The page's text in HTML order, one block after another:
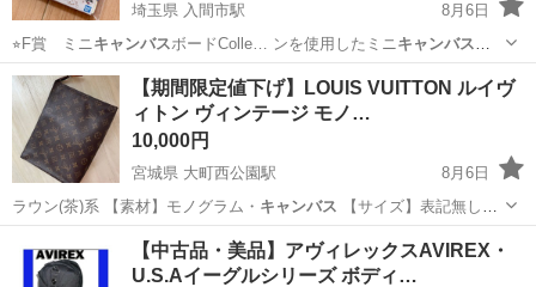
埼玉県 入間市駅
8月6日
⭐︎F賞 ミニ キャンバスボードColle… ンを使用したミニ キャンバス
ードです。お部…
埼玉 入間市 入間市駅 その他
【期間限定値下げ】LOUIS VUITTON ルイヴ
ィトン ヴィンテージ モノ…
10,000円
宮城県 大町西公園駅
8月6日
ラウン(茶)系 【素材】モノグラム・ キャンバス 【サイズ】表記無し
幅：25.5 …
大町西公園駅 バッグ
【中古品・美品】アヴィレックスAVIREX・
U.S.Aイーグルシリーズ ボディ…